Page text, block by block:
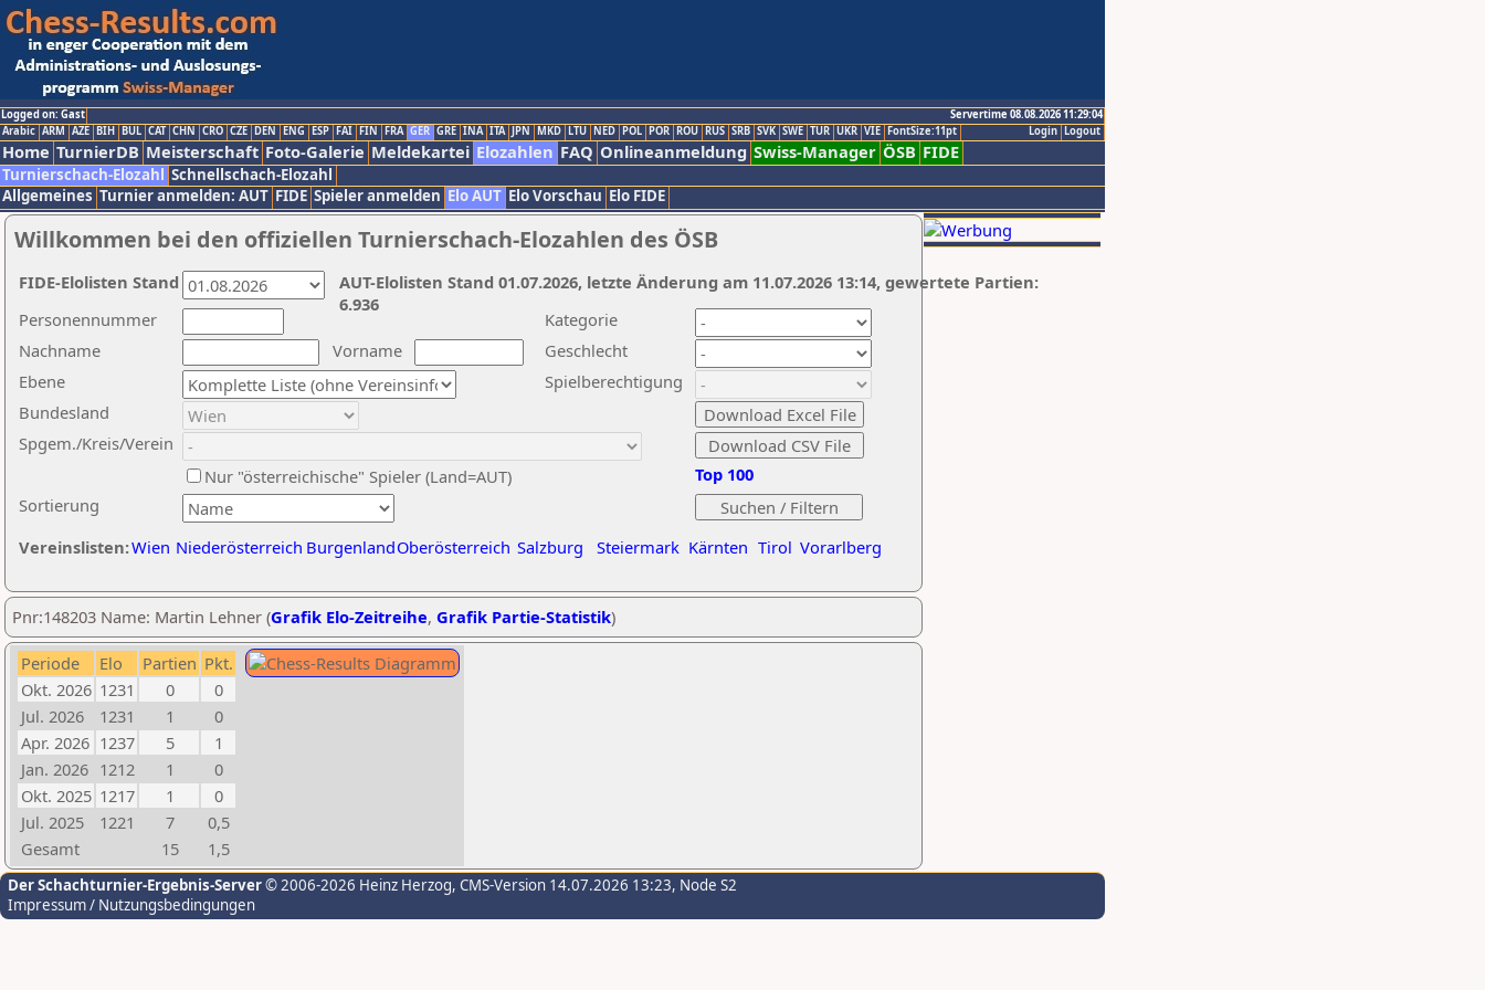
Logged on: Gast
Servertime 08.08.2026 11:29:04
Logout
Login
Arabic ARM AZE BIH BUL CAT CHN CRO CZE DEN ENG ESP FAI FIN FRA GER GRE INA ITA JPN MKD LTU NED POL POR ROU RUS SRB SVK SWE TUR UKR VIE FontSize:11pt
Home TurnierDB Meisterschaft Foto-Galerie Meldekartei Elozahlen FAQ Onlineanmeldung Swiss-Manager ÖSB FIDE
Turnierschach-Elozahl Schnellschach-Elozahl
Allgemeines Turnier anmelden: AUT FIDE Spieler anmelden Elo AUT Elo Vorschau Elo FIDE
Willkommen bei den offiziellen Turnierschach-Elozahlen des ÖSB
Nachname
Vorname
Ebene
Kategorie
Sortierung
Personennummer
Bundesland
Spgem./Kreis/Verein
Geschlecht
Nur "österreichische" Spieler (Land=AUT)
Spielberechtigung
Vereinslisten:Wien Niederösterreich BurgenlandOberösterreich Salzburg Steiermark Kärnten Tirol Vorarlberg
Top 100
AUT-Elolisten Stand 01.07.2026, letzte Änderung am 11.07.2026 13:14, gewertete Partien:
6.936
FIDE-Elolisten Stand
Pnr:148203 Name: Martin Lehner (Grafik Elo-Zeitreihe, Grafik Partie-Statistik)
Periode Elo Partien Pkt.
Okt. 2026 1231 0
0
Jul. 2026
1231 1
0
Apr. 2026 1237 5
1
Jan. 2026 1212 1
0
Okt. 2025 1217 1
0
Jul. 2025
1221 7
0,5
Gesamt
15 1,5
Der Schachturnier-Ergebnis-Server© 2006-2026 Heinz Herzog, CMS-Version 14.07.2026 13:23, Node S2
Impressum / Nutzungsbedingungen